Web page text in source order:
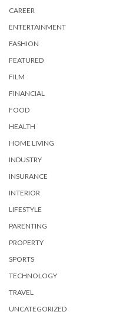
CAREER
ENTERTAINMENT
FASHION
FEATURED
FILM
FINANCIAL
FOOD
HEALTH
HOME LIVING
INDUSTRY
INSURANCE
INTERIOR
LIFESTYLE
PARENTING
PROPERTY
SPORTS
TECHNOLOGY
TRAVEL
UNCATEGORIZED